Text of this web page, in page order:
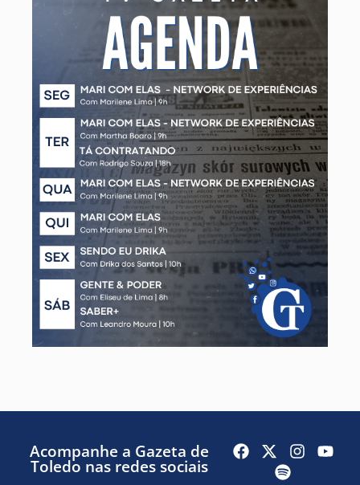
Acompanhe a Gazeta de
Toledo nas redes sociais